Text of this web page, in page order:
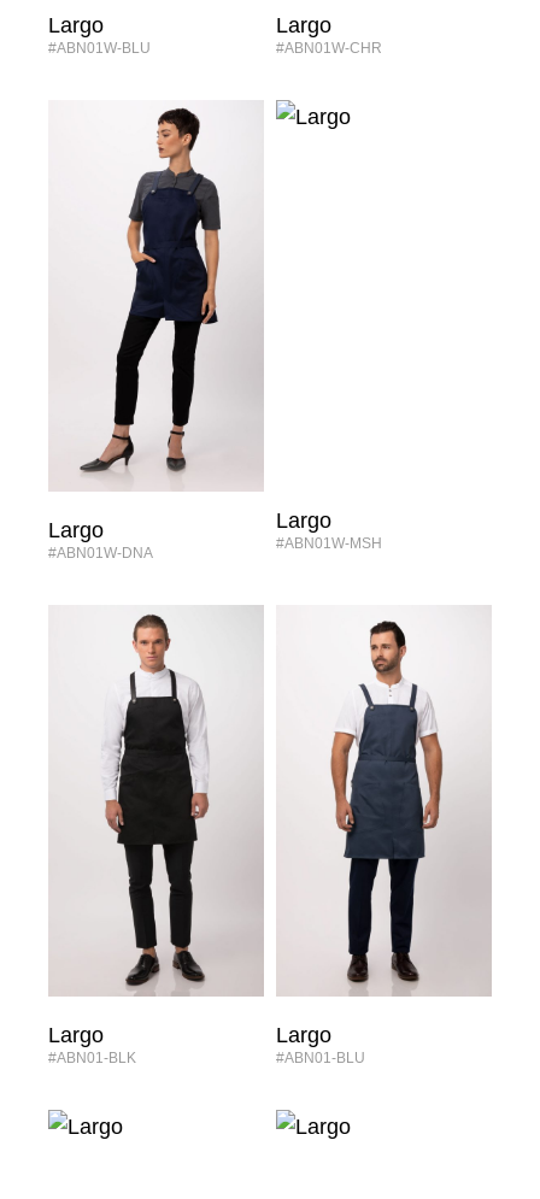
Largo
#ABN01W-BLU
Largo
#ABN01W-CHR
Largo
#ABN01W-DNA
Largo
#ABN01W-MSH
Largo
#ABN01-BLK
Largo
#ABN01-BLU